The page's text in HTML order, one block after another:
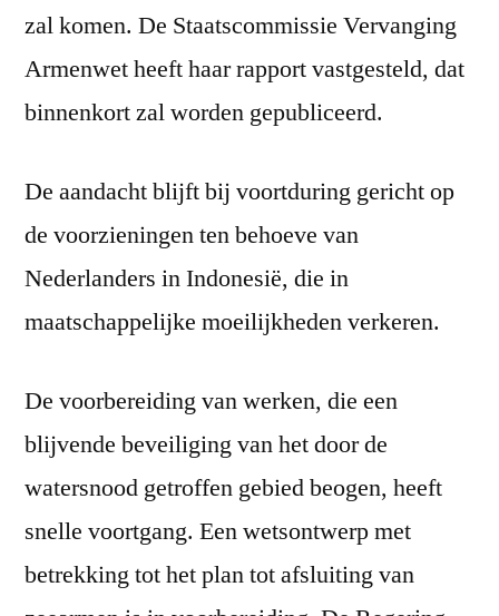
zal komen. De Staatscommissie Vervanging
Armenwet heeft haar rapport vastgesteld, dat
binnenkort zal worden gepubliceerd.
De aandacht blijft bij voortduring gericht op
de voorzieningen ten behoeve van
Nederlanders in Indonesië, die in
maatschappelijke moeilijkheden verkeren.
De voorbereiding van werken, die een
blijvende beveiliging van het door de
watersnood getroffen gebied beogen, heeft
snelle voortgang. Een wetsontwerp met
betrekking tot het plan tot afsluiting van